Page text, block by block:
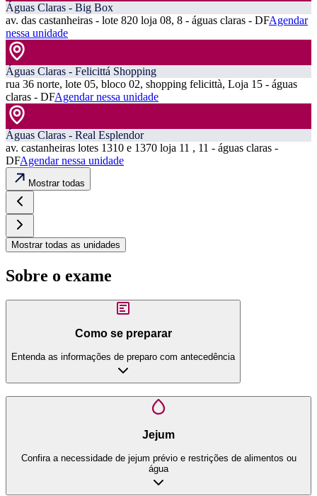
Águas Claras - Big Box
av. das castanheiras - lote 820 loja 08, 8 - águas claras - DFAgendar
nessa unidade
Águas Claras - Felicittá Shopping
rua 36 norte, lote 05, bloco 02, shopping felicittà, Loja 15 - águas
claras - DFAgendar nessa unidade
Águas Claras - Real Esplendor
av. castanheiras lotes 1310 e 1370 loja 11 , 11 - águas claras -
DFAgendar nessa unidade
Mostrar todas
Mostrar todas as unidades
Sobre o exame
Como se preparar
Entenda as informações de preparo com antecedência
Jejum
Confira a necessidade de jejum prévio e restrições de alimentos ou
água